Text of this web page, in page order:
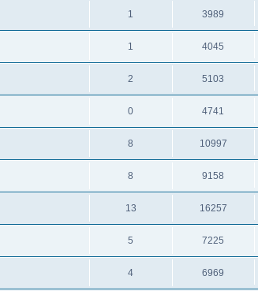
1 3989
1 4045
2 5103
0 4741
8 10997
8 9158
13 16257
5 7225
4 6969